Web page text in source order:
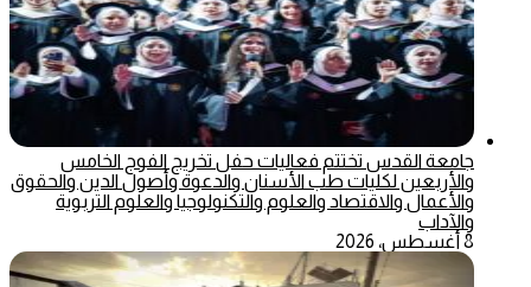
جامعة القدس تختتم فعاليات حفل تخريج الفوج الخامس
والأربعين لكليات طب الأسنان والدعوة وأصول الدين والحقوق
والأعمال والاقتصاد والعلوم والتكنولوجيا والعلوم التربوية
والآداب
8 أغسطس، 2026